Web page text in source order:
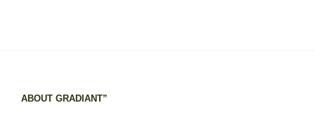
ABOUT GRADIANT”